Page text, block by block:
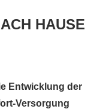
HAUSE
Entwicklung der
Versorgung